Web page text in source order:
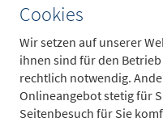
Cookies
Wir setzen auf unserer
ihnen sind für den
rechtlich notwendig.
Onlineangebot stetig für
Seitenbesuch für Sie
7. Metzler und/oder mit
eine Vergütung für die
B der Richtlinie 2014/65/
des Rates.